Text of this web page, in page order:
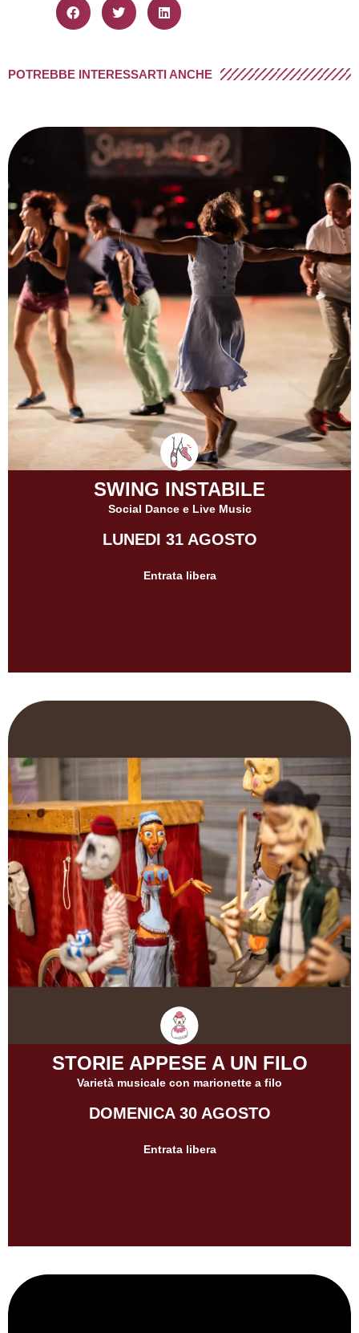
POTREBBE INTERESSARTI ANCHE
SWING INSTABILE
Social Dance e Live Music
LUNEDI 31 AGOSTO
Entrata libera
STORIE APPESE A UN FILO
Varietà musicale con marionette a filo
DOMENICA 30 AGOSTO
Entrata libera